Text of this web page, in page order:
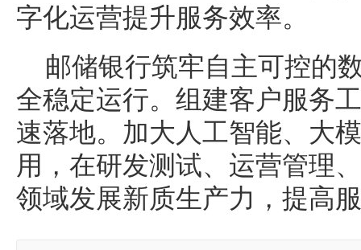
字化运营提升服务效率。
邮储银行筑牢自主可控的
全稳定运行。组建客户服务
速落地。加大人工智能、大
用，在研发测试、运营管理
领域发展新质生产力，提高